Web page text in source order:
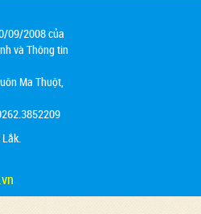
09/2008 của
và Thông tin
Ma Thuột,